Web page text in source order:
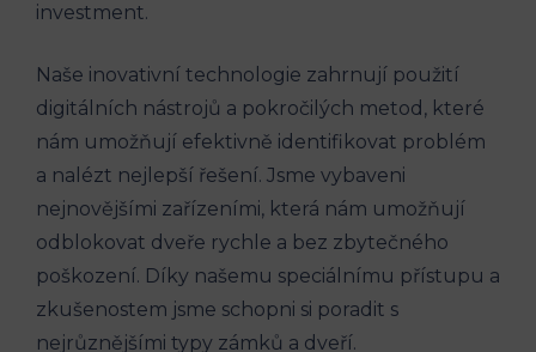
investment.
Naše inovativní technologie ‍zahrnují použití
digitálních nástrojů⁢ a pokročilých⁣ metod, které
nám umožňují efektivně identifikovat problém
⁤a nalézt nejlepší řešení. Jsme ‌vybaveni
nejnovějšími zařízeními, která nám umožňují
odblokovat dveře ⁤rychle a bez zbytečného
poškození. Díky⁢ našemu ‌speciálnímu přístupu a
zkušenostem jsme schopni si poradit s
nejrůznějšími typy ​zámků a dveří.